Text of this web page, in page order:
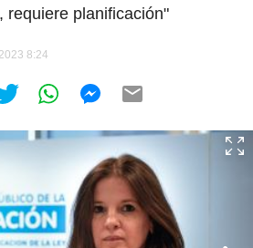
requiere planificación"
8:24